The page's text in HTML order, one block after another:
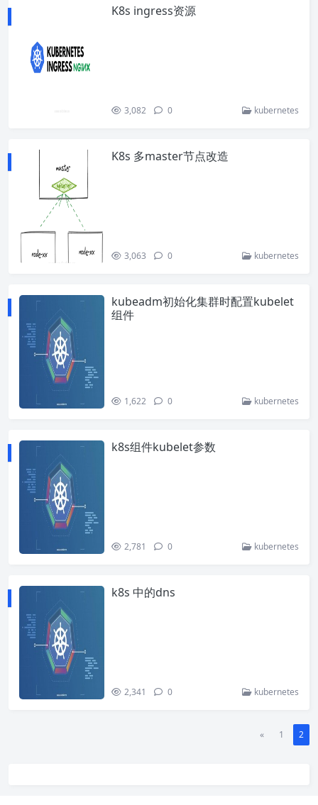
K8s ingress资源
3,082 0 kubernetes
K8s 多master节点改造
3,063 0 kubernetes
kubeadm初始化集群时配置kubelet
组件
1,622 0 kubernetes
k8s组件kubelet参数
2,781 0 kubernetes
k8s 中的dns
2,341 0 kubernetes
« 1 2